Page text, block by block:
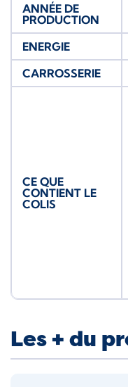
ANNÉE DE
PRODUCTION
ENERGIE
CARROSSERIE
CE QUE
CONTIENT LE
COLIS
Les + du